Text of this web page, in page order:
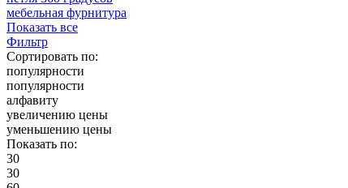
мебельная фурнитура
Показать все
Фильтр
Сортировать по:
популярности
популярности
алфавиту
увеличению цены
уменьшению цены
Показать по:
30
30